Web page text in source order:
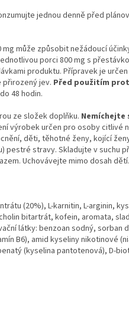
jednou denně před
může způsobit nežádoucí
porci 800 mg s
produktu. Přípravek je
přirozený jev. Před použitím
48 hodin.
ze složek doplňku. Nemíchejte
výrobek určen pro osoby citlivé
děti, těhotné ženy, kojící
pestré stravy. Skladujte v suchu
Uchovávejte mimo dosah dětí.
(20%), L-karnitin, L-arginin,
bitartrát, kofein, aromata,
látky: benzoan sodný, sorban
B6), amid kyseliny nikotinové
(kyselina pantotenová), D-